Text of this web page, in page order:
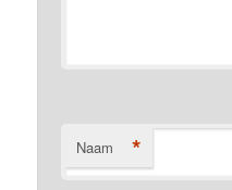
Naam *